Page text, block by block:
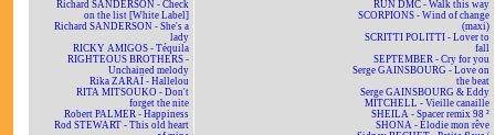
Richard SANDERSON - Check
on the list [White Label]
Richard SANDERSON - She's a
lady
RICKY AMIGOS - Téquila
RIGHTEOUS BROTHERS -
Unchained melody
Rika ZARAÏ - Hallelou
RITA MITSOUKO - Don't
forget the nite
Robert PALMER - Happiness
Rod STEWART - This old heart
RUN DMC - Walk this way
SCORPIONS - Wind of change
(maxi)
SCRITTI POLITTI - Lover to
fall
SEPTEMBER - Cry for you
Serge GAINSBOURG - Love on
the beat
Serge GAINSBOURG & Eddy
MITCHELL - Vieille canaille
SHEILA - Spacer remix 98 ²
SHONA - Elodie mon rêve